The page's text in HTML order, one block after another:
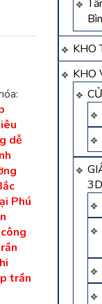
KHO
KHO
3D
dễ
Phú
trần